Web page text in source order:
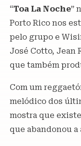
“Toa La Noche”
Porto Rico nos
pelo grupo e
José Cotto, Jean
que também
Com um
melódico dos
mostra que
que abandonou a